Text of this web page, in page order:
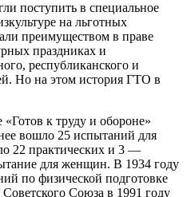
поступить в специальное
на льготных
преимуществом в праве
праздниках и
республиканского и
Но на этом история ГТО в
к труду и обороне»
вошло 25 испытаний для
22 практических и 3 —
для женщин. В 1934 году
по физической подготовке
Советского Союза в 1991 году